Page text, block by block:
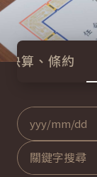
決算、條約
日期
關鍵字